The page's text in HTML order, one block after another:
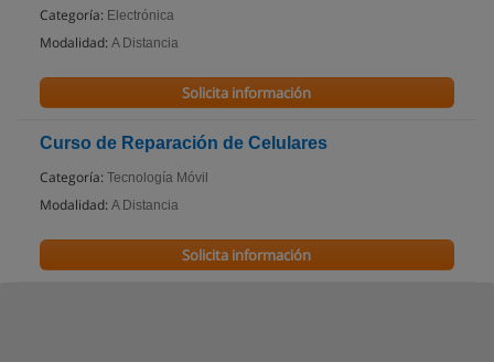
Categoría: Electrónica
Modalidad: A Distancia
Solicita información
Curso de Reparación de Celulares
Categoría: Tecnología Móvil
Modalidad: A Distancia
Solicita información